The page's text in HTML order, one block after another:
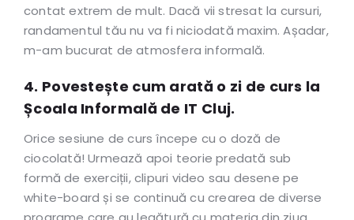
contat extrem de mult. Dacă vii stresat la cursuri,
randamentul tău nu va fi niciodată maxim. Așadar,
m-am bucurat de atmosfera informală.
4. Povestește cum arată o zi de curs la
Școala Informală de IT Cluj.
Orice sesiune de curs începe cu o doză de
ciocolată! Urmează apoi teorie predată sub
formă de exerciții, clipuri video sau desene pe
white-board și se continuă cu crearea de diverse